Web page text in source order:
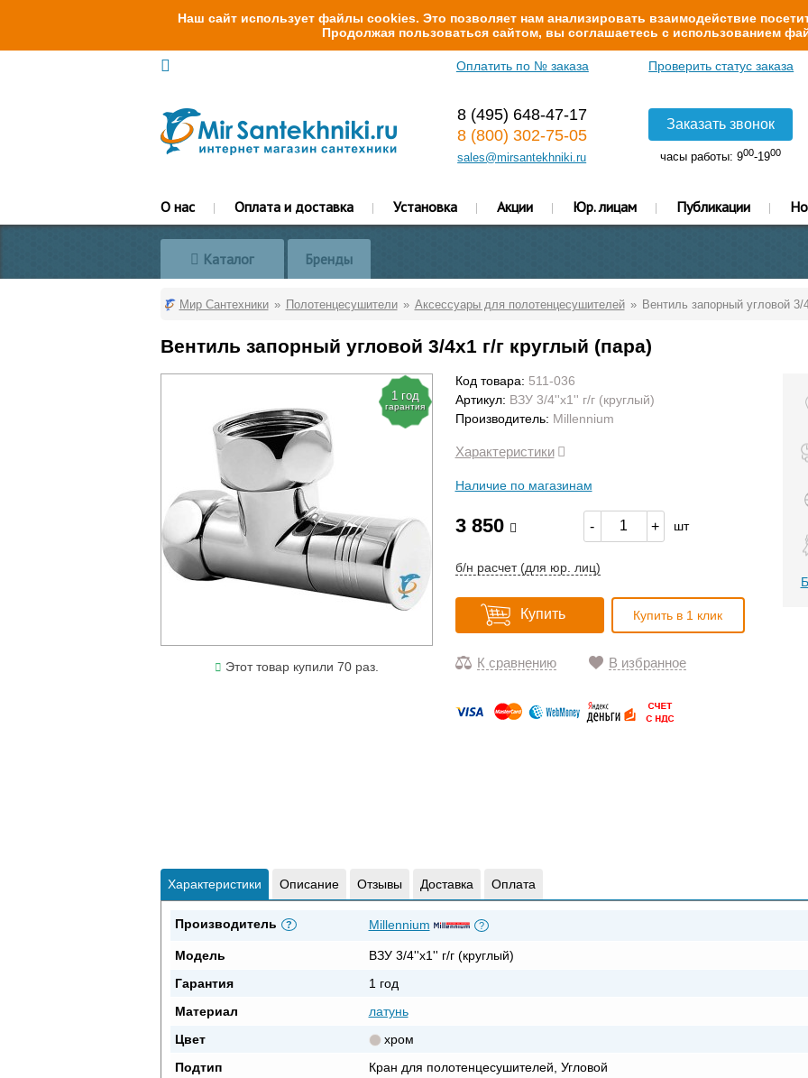
Наш сайт использует файлы cookies. Это позволяет нам анализировать взаимодействие
Продолжая пользоваться сайтом, вы соглашаетесь с использованием
Оплатить по № заказа Проверить статус заказа
8 (495) 648-47-17
8 (800) 302-75-05
sales@mirsantekhniki.ru
Заказать звонок
часы работы: 900-1900
О нас Оплата и доставка Установка Акции Юр. лицам Публикации
Каталог Бренды
Мир Сантехники Полотенцесушители Аксессуары для полотенцесушителей Вентиль запорный угловой 3/
Вентиль запорный угловой 3/4х1 г/г круглый (пара)
1 год
гарантия
Этот товар купили 70 раз.
Код товара: 511-036
Артикул: ВЗУ 3/4''х1'' г/г (круглый)
Производитель: Millennium
Характеристики
Наличие по магазинам
3 850 - + шт
б/н расчет (для юр. лиц)
Купить Купить в 1 клик
К сравнению В избранное
Характеристики Описание Отзывы Доставка Оплата
Производитель ? Millennium ?
Модель
ВЗУ 3/4''х1'' г/г (круглый)
Гарантия
1 год
Материал
латунь
Цвет
хром
Подтип
Кран для полотенцесушителей, Угловой